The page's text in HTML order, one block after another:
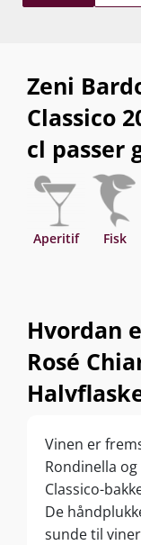
Zeni
Classico
cl passer
Aperitif Fisk
Hvordan
Rosé
Vinen er
Rondinella
Classico-
De
sunde til